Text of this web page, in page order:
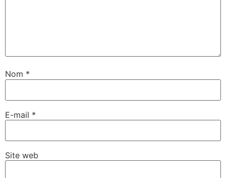
Nom *
E-mail *
Site web